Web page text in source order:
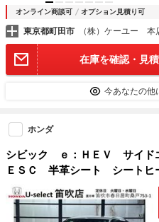
オンライン商談可 オプション見積り可
東京都町田市 （株）ケーユー 本
在庫を確認・見
今あなたの他
ホンダ
シビック ｅ：ＨＥＶ サイ
ＥＳＣ 半革シート シート
Ｂ 後カメラ 電動格納ミラ
ー パワーステアリング ＬＥ